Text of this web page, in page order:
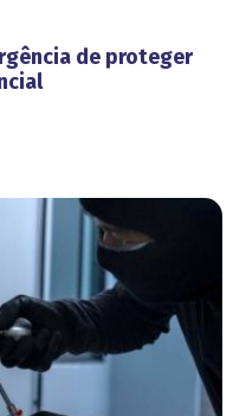
de proteger